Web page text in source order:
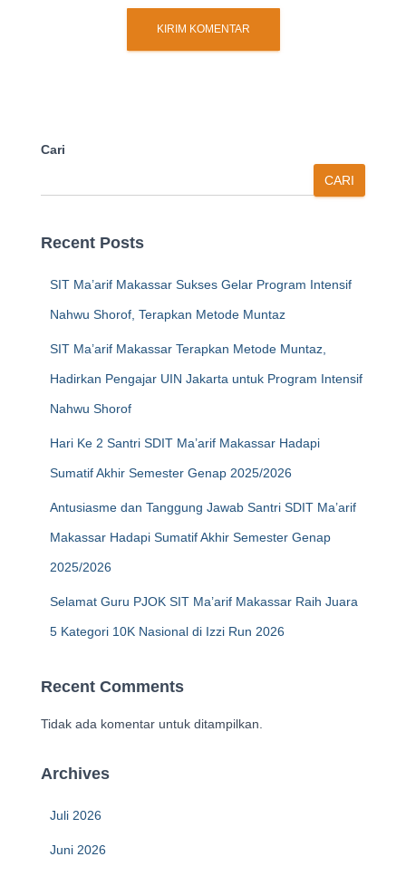
Cari
CARI
Recent Posts
SIT Ma’arif Makassar Sukses Gelar Program Intensif
Nahwu Shorof, Terapkan Metode Muntaz
SIT Ma’arif Makassar Terapkan Metode Muntaz,
Hadirkan Pengajar UIN Jakarta untuk Program Intensif
Nahwu Shorof
Hari Ke 2 Santri SDIT Ma’arif Makassar Hadapi
Sumatif Akhir Semester Genap 2025/2026
Antusiasme dan Tanggung Jawab Santri SDIT Ma’arif
Makassar Hadapi Sumatif Akhir Semester Genap
2025/2026
Selamat Guru PJOK SIT Ma’arif Makassar Raih Juara
5 Kategori 10K Nasional di Izzi Run 2026
Recent Comments
Tidak ada komentar untuk ditampilkan.
Archives
Juli 2026
Juni 2026